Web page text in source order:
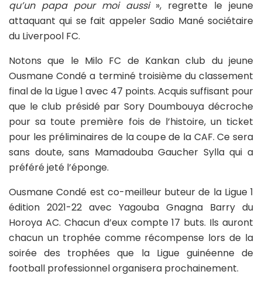
qu’un papa pour moi aussi », regrette le jeune
attaquant qui se fait appeler Sadio Mané sociétaire
du Liverpool FC.
Notons que le Milo FC de Kankan club du jeune
Ousmane Condé a terminé troisième du classement
final de la Ligue 1 avec 47 points. Acquis suffisant pour
que le club présidé par Sory Doumbouya décroche
pour sa toute première fois de l’histoire, un ticket
pour les préliminaires de la coupe de la CAF. Ce sera
sans doute, sans Mamadouba Gaucher Sylla qui a
préféré jeté l’éponge.
Ousmane Condé est co-meilleur buteur de la Ligue 1
édition 2021-22 avec Yagouba Gnagna Barry du
Horoya AC. Chacun d’eux compte 17 buts. Ils auront
chacun un trophée comme récompense lors de la
soirée des trophées que la Ligue guinéenne de
football professionnel organisera prochainement.